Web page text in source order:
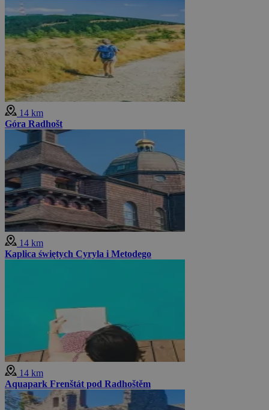
14 km
Góra Radhošt
14 km
Kaplica świętych Cyryla i Metodego
14 km
Aquapark Frenštát pod Radhoštěm